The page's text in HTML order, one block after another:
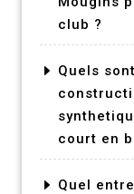
club ?
Quels
court en
Quel